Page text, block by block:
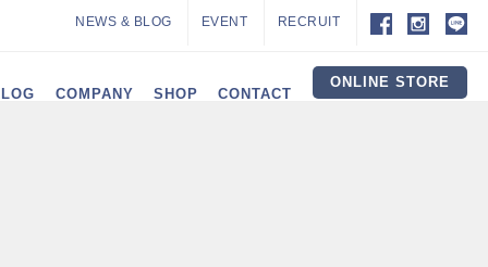
NEWS & BLOG EVENT RECRUIT
COMPANY SHOP CONTACT
ONLINE STORE